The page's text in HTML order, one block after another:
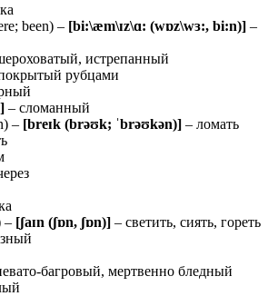
been) – [bi:\æm\ɪz\ɑ: (wɒz\wɜ:, bi:n)] –
истрепанный
рубцами
– сломанный
– [breɪk (brəʊk; ˈbrəʊkən)] – ломать
– [ʃaɪn (ʃɒn, ʃɒn)] – светить, сиять, гореть
багровый, мертвенно бледный